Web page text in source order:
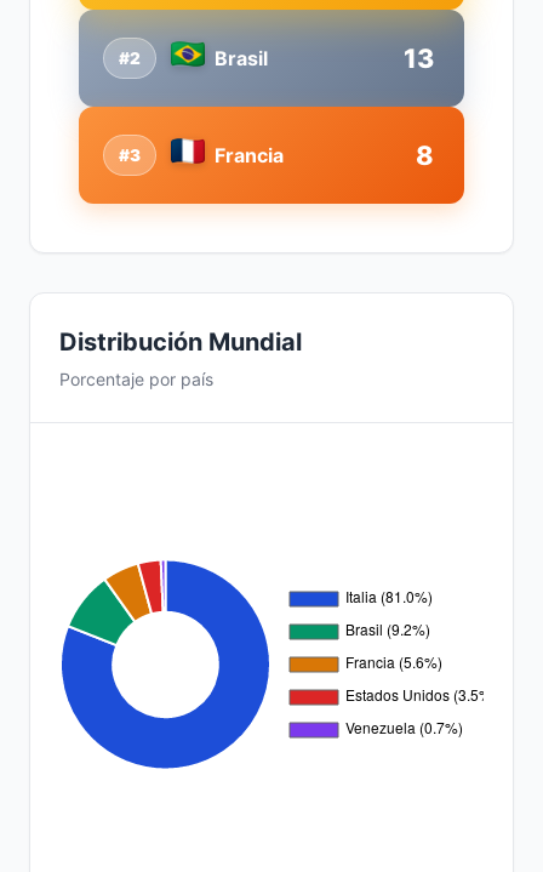
#2 Brasil 13
#3 Francia 8
Distribución Mundial
Porcentaje por país